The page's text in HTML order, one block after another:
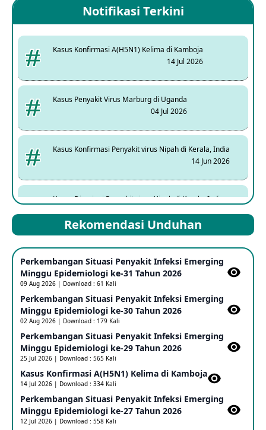
Notifikasi Terkini
Kasus Konfirmasi A(H5N1) Kelima di Kamboja
14 Jul 2026
Kasus Penyakit Virus Marburg di Uganda
04 Jul 2026
Kasus Konfirmasi Penyakit virus Nipah di Kerala, India
14 Jun 2026
Kasus Dicurigai Penyakit virus Nipah di Kerala, India
Mpox Clade 1b di Taiwan
25 May 2026
Update Informasi PHEIC Penyakit Ebola
23 May 2026
Penetapan Outbreak Penyakit Ebola di RD Kongo dan
Uganda Sebagai PHEIC
17 May 2026
Outbreak Penyakti Ebola di RD Kongo
16 May 2026
Rekomendasi Unduhan
Perkembangan Situasi Penyakit Infeksi Emerging
Minggu Epidemiologi ke-31 Tahun 2026
09 Aug 2026 | Download : 61 Kali
Perkembangan Situasi Penyakit Infeksi Emerging
Minggu Epidemiologi ke-30 Tahun 2026
02 Aug 2026 | Download : 179 Kali
Perkembangan Situasi Penyakit Infeksi Emerging
Minggu Epidemiologi ke-29 Tahun 2026
25 Jul 2026 | Download : 565 Kali
Kasus Konfirmasi A(H5N1) Kelima di Kamboja​
14 Jul 2026 | Download : 334 Kali
Perkembangan Situasi Penyakit Infeksi Emerging
Minggu Epidemiologi ke-27 Tahun 2026
12 Jul 2026 | Download : 558 Kali